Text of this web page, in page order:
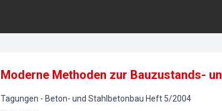
Moderne Methoden zur Bauzustands-
Tagungen - Beton- und Stahlbetonbau Heft 5/2004